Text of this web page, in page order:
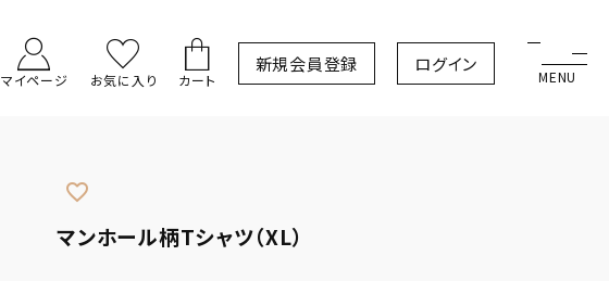
マイページ お気に入り カート
新規会員登録 ログイン
favorite_border
マンホール柄Tシャツ（XL）